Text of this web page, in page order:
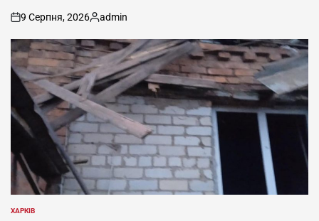
on
9 Серпня, 2026
Опубліковано
admin
ОПУБЛІКУВАТИ
ХАРКІВ